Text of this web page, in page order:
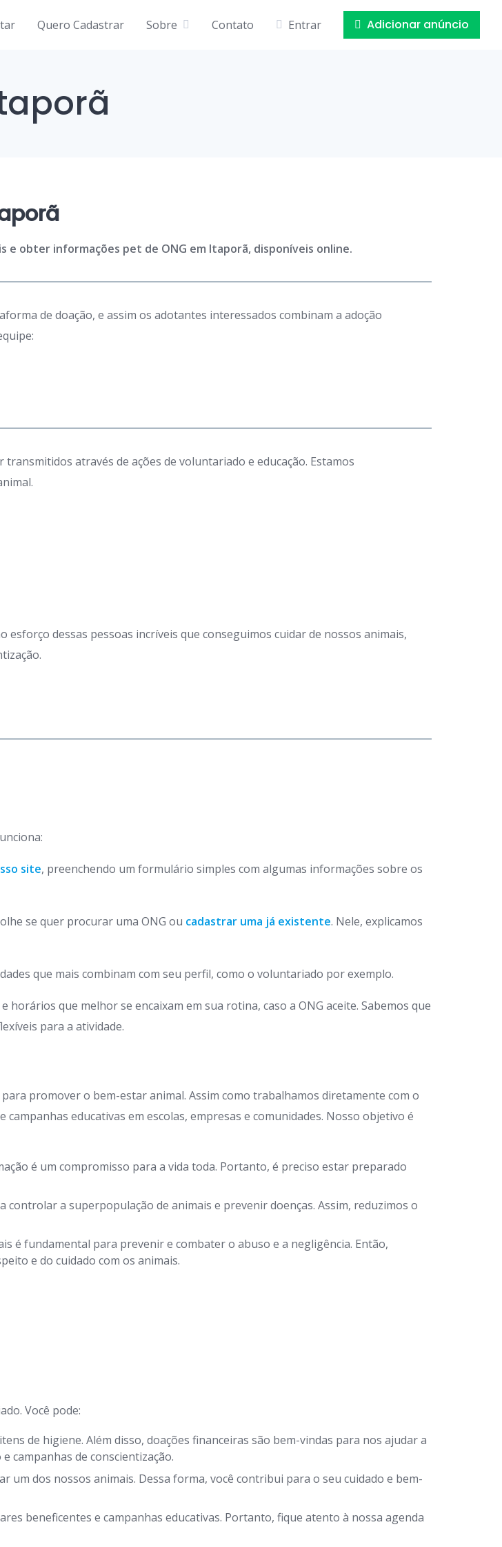
Quero Cadastrar Sobre Contato Entrar Adicionar anúncio
e obter informações pet de ONG em Itaporã, disponíveis online.
de doação, e assim os adotantes interessados combinam a adoção
através de ações de voluntariado e educação. Estamos
dessas pessoas incríveis que conseguimos cuidar de nossos animais,
site, preenchendo um formulário simples com algumas informações sobre os
se quer procurar uma ONG ou cadastrar uma já existente. Nele, explicamos
que mais combinam com seu perfil, como o voluntariado por exemplo.
horários que melhor se encaixam em sua rotina, caso a ONG aceite. Sabemos que
para a atividade.
promover o bem-estar animal. Assim como trabalhamos diretamente com o
educativas em escolas, empresas e comunidades. Nosso objetivo é
é um compromisso para a vida toda. Portanto, é preciso estar preparado
controlar a superpopulação de animais e prevenir doenças. Assim, reduzimos o
é fundamental para prevenir e combater o abuso e a negligência. Então,
e do cuidado com os animais.
Você pode:
de higiene. Além disso, doações financeiras são bem-vindas para nos ajudar a
campanhas de conscientização.
um dos nossos animais. Dessa forma, você contribui para o seu cuidado e bem-
beneficentes e campanhas educativas. Portanto, fique atento à nossa agenda